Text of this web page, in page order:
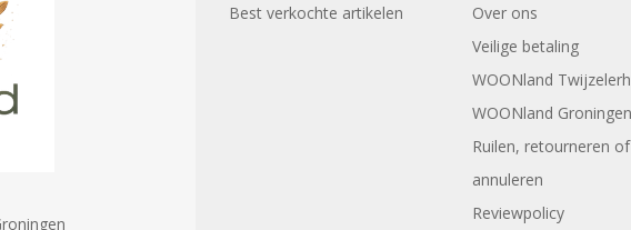
Best verkochte artikelen
Over ons
Veilige betaling
WOONland
WOONland Groningen
Ruilen, retourneren of
annuleren
Reviewpolicy